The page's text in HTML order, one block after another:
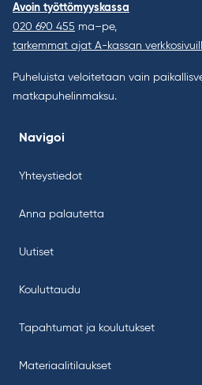
Avoin työttömyyskassa
020 690 455 ma–pe,
tarkemmat ajat A-kassan
Puheluista veloitetaan vain
matkapuhelinmaksu.
Navigoi
Yhteystiedot
Anna palautetta
Uutiset
Kouluttaudu
Tapahtumat ja koulutukset
Materiaalitilaukset